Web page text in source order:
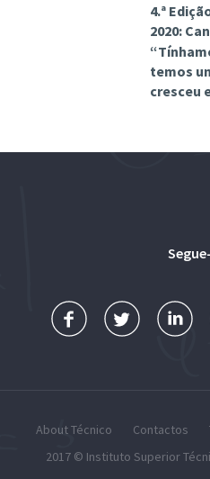
4.ª
2020:
temos
cresceu
About Técnico Contactos
2017 © Instituto Superior